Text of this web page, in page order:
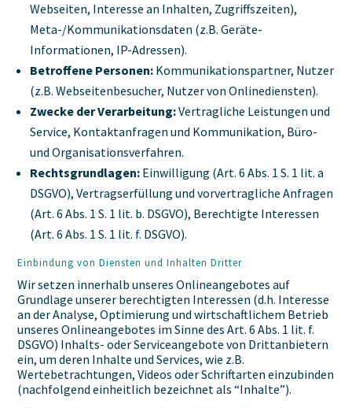
Webseiten, Interesse an Inhalten, Zugriffszeiten),
Meta-/Kommunikationsdaten (z.B. Geräte-
Informationen, IP-Adressen).
Betroffene Personen: Kommunikationspartner, Nutzer
(z.B. Webseitenbesucher, Nutzer von Onlinediensten).
Zwecke der Verarbeitung:Vertragliche Leistungen und
Service, Kontaktanfragen und Kommunikation, Büro-
und Organisationsverfahren.
Rechtsgrundlagen: Einwilligung (Art. 6 Abs. 1 S. 1 lit. a
DSGVO), Vertragserfüllung und vorvertragliche Anfragen
(Art. 6 Abs. 1 S. 1 lit. b. DSGVO), Berechtigte Interessen
(Art. 6 Abs. 1 S. 1 lit. f. DSGVO).
Einbindung von Diensten und Inhalten Dritter
Wir setzen innerhalb unseres Onlineangebotes auf
Grundlage unserer berechtigten Interessen (d.h. Interesse
an der Analyse, Optimierung und wirtschaftlichem Betrieb
unseres Onlineangebotes im Sinne des Art. 6 Abs. 1 lit. f.
DSGVO) Inhalts- oder Serviceangebote von Drittanbietern
ein, um deren Inhalte und Services, wie z.B.
Wertebetrachtungen, Videos oder Schriftarten einzubinden
(nachfolgend einheitlich bezeichnet als “Inhalte”).